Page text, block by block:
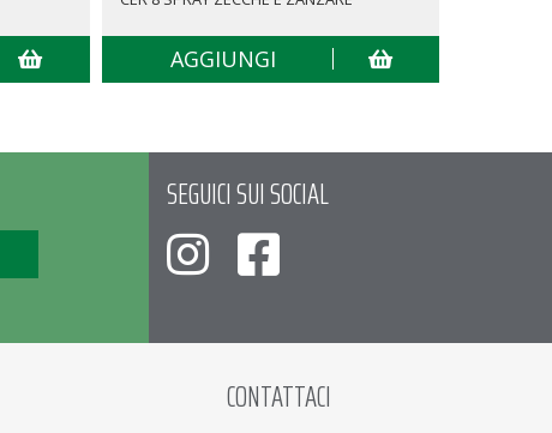
AGGIUNGI
SEGUICI SUI SOCIAL
CONTATTACI